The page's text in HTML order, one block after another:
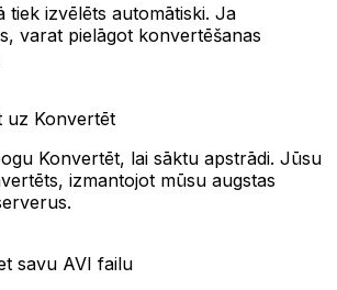
tiek izvēlēts automātiski. Ja
varat pielāgot konvertēšanas
uz Konvertēt
Konvertēt, lai sāktu apstrādi. Jūsu
izmantojot mūsu augstas
savu AVI failu